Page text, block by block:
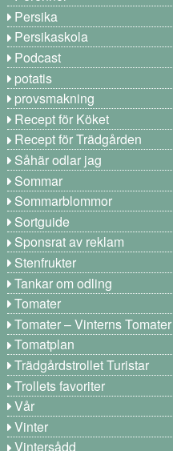
Persika
Persikaskola
Podcast
potatis
provsmakning
Recept för Köket
Recept för Trädgården
Såhär odlar jag
Sommar
Sommarblommor
Sortguide
Sponsrat av reklam
Stenfrukter
Tankar om odling
Tomater
Tomater – Vinterns Tomater
Tomatplan
Trädgårdstrollet Turistar
Trollets favoriter
Vår
Vinter
Vintersådd